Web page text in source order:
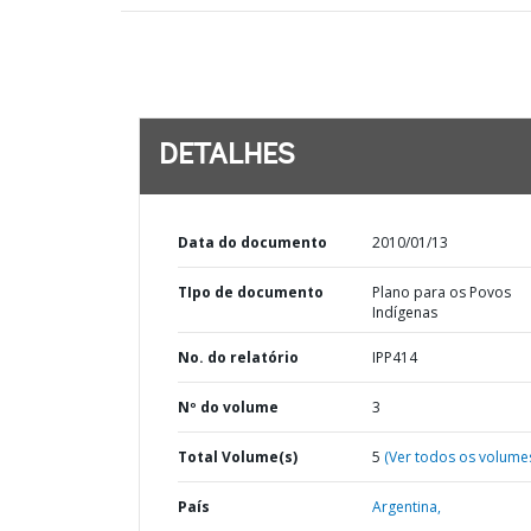
DETALHES
Data do documento 2010/01/13
TIpo de documento
Plano para os Povos
Indígenas
No. do relatório IPP414
Nº do volume 3
Total Volume(s) 5 (Ver todos os
País Argentina,